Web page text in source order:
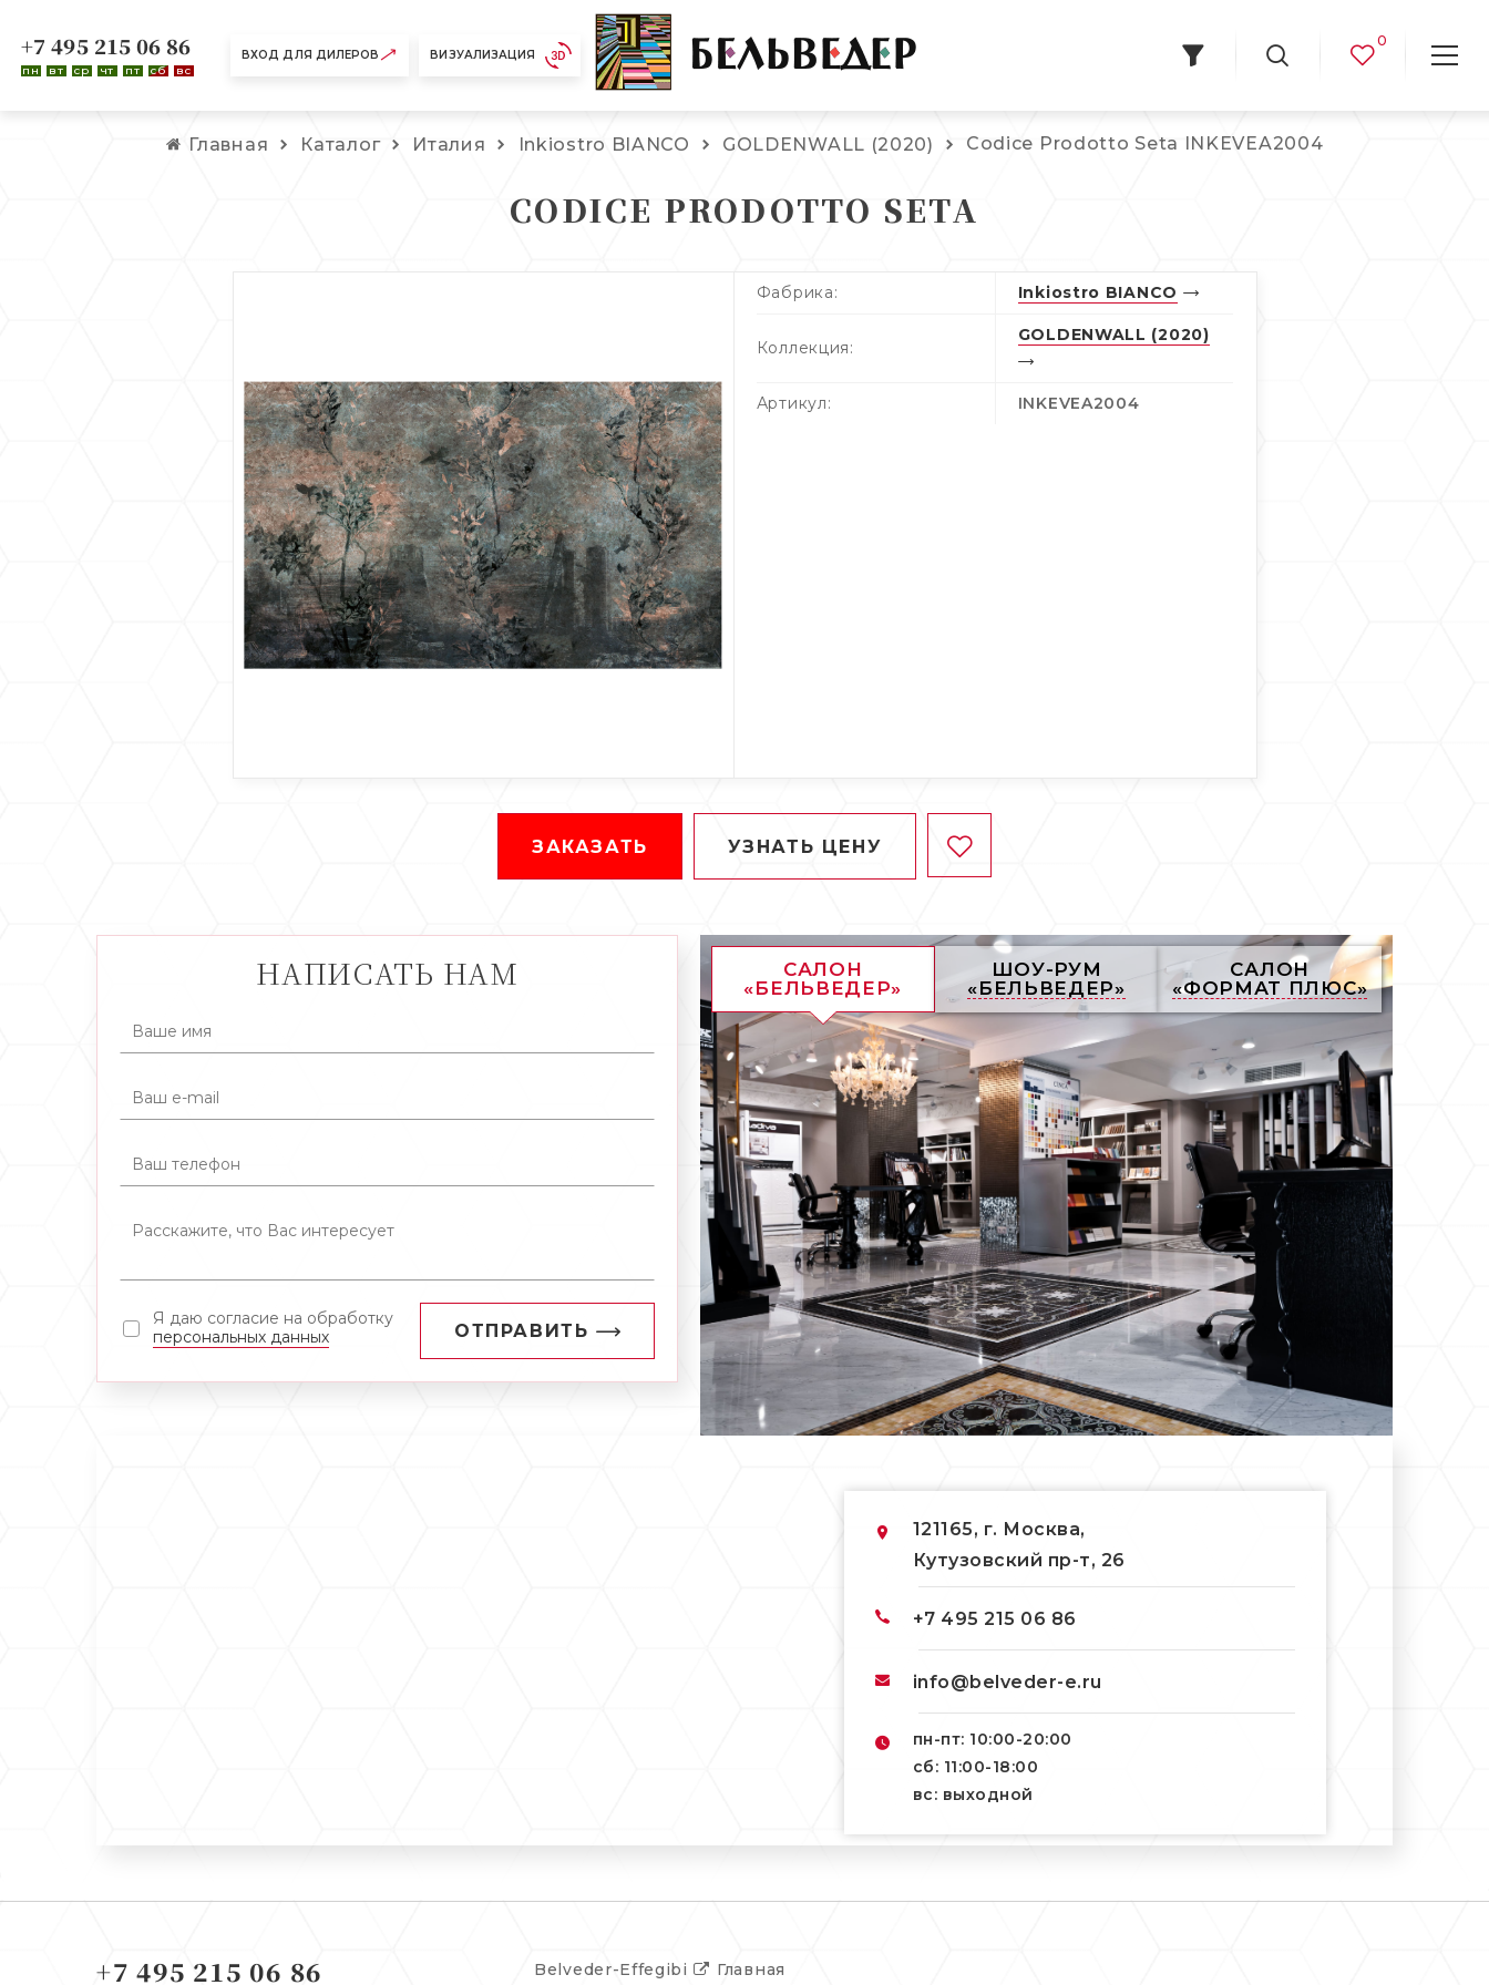
ВХОД ДЛЯ ДИЛЕРОВ ВИЗУАЛИЗАЦИЯ
+7 495 215 06 86
пн вт ср чт пт сб вс
0
Главная Каталог Италия Inkiostro BIANCO GOLDENWALL (2020) Codice Prodotto Seta INKEVEA2004
CODICE PRODOTTO SETA
Фабрика: Inkiostro BIANCO
Коллекция:
GOLDENWALL (2020)
Артикул: INKEVEA2004
ЗАКАЗАТЬ УЗНАТЬ ЦЕНУ
НАПИСАТЬ НАМ
Я даю согласие на обработку
персональных данных
ОТПРАВИТЬ
САЛОН
«БЕЛЬВЕДЕР»
ШОУ-РУМ
«БЕЛЬВЕДЕР»
САЛОН
«ФОРМАТ ПЛЮС»
121165, г. Москва,
Кутузовский пр-т, 26
+7 495 215 06 86
info@belveder-e.ru
пн-пт: 10:00-20:00
сб: 11:00-18:00
вс: выходной
+7 495 215 06 86 Главная
Belveder-Effegibi